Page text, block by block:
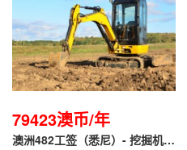
79423澳币/年
澳洲482工签（悉尼）- 挖掘机司